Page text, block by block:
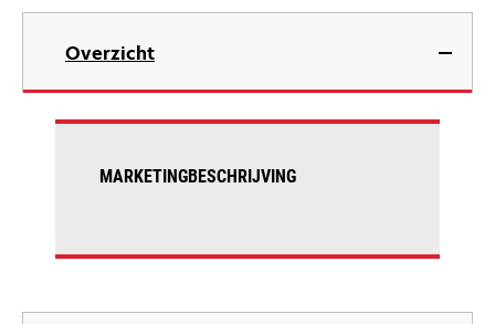
Overzicht
MARKETINGBESCHRIJVING